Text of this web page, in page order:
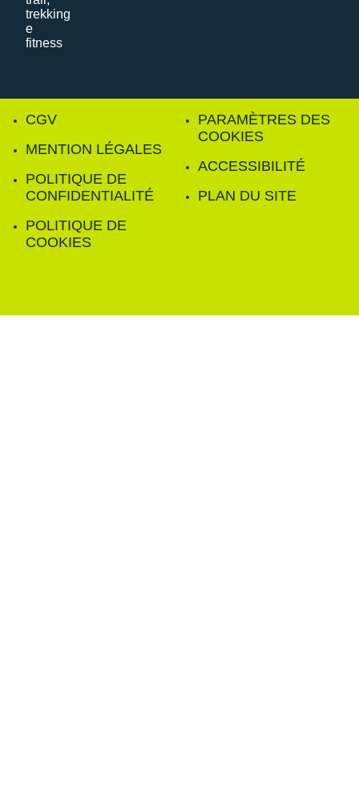
CGV
MENTION LÉGALES
POLITIQUE DE
CONFIDENTIALITÉ
POLITIQUE DE
COOKIES
PARAMÈTRES DES
COOKIES
ACCESSIBILITÉ
PLAN DU SITE